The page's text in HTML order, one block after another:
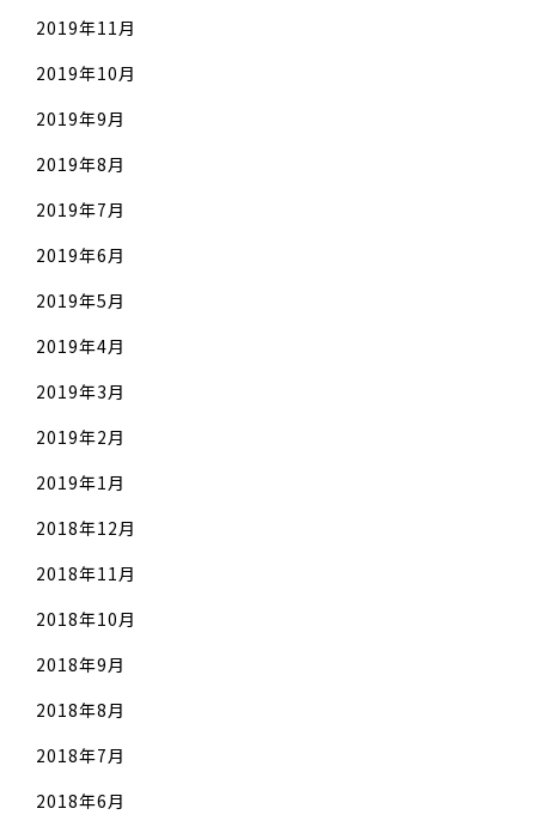
2019年11月
2019年10月
2019年9月
2019年8月
2019年7月
2019年6月
2019年5月
2019年4月
2019年3月
2019年2月
2019年1月
2018年12月
2018年11月
2018年10月
2018年9月
2018年8月
2018年7月
2018年6月